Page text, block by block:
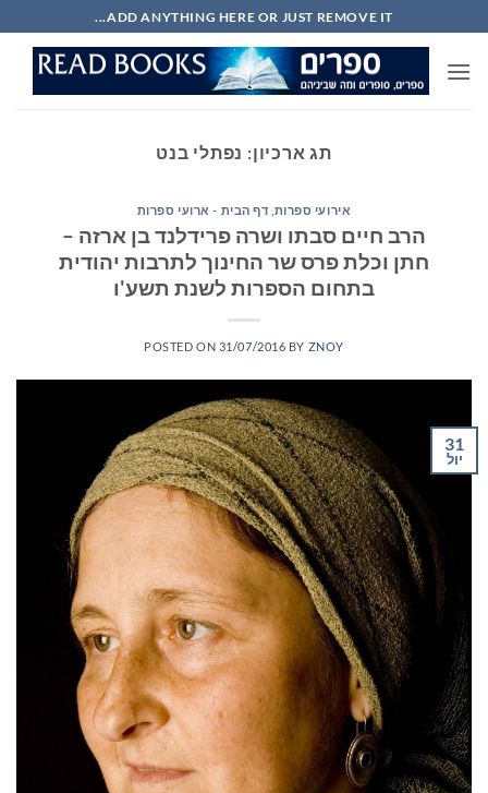
to
content
ADD ANYTHING HERE OR JUST REMOVE IT...
תג ארכיון: נפתלי בנט
אירועי ספרות דף הבית - ארועי ספרות
הרב חיים סבתו ושרה פרידלנד בן ארזה –
חתן וכלת פרס שר החינוך לתרבות יהודית
בתחום הספרות לשנת תשע'ו
POSTED ON 31/07/2016 BY ZNOY
31
יול